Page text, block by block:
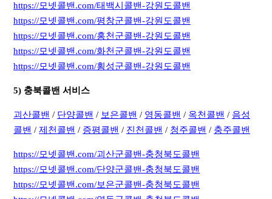
https://모넷콜밴.com/태백시콜밴-강원도콜밴
https://모넷콜밴.com/평창군콜밴-강원도콜밴
https://모넷콜밴.com/홍천군콜밴-강원도콜밴
https://모넷콜밴.com/화천군콜밴-강원도콜밴
https://모넷콜밴.com/횡성군콜밴-강원도콜밴
5) 충북콜밴 서비스
괴산콜밴 / 단양콜밴 / 보은콜밴 / 영동콜밴 / 옥천콜밴 / 음성
콜밴 /제천콜밴 / 증평콜밴 / 진천콜밴 / 청주콜밴 / 충주콜밴
https://모넷콜밴.com/괴산군콜밴-충청북도콜밴
https://모넷콜밴.com/단양군콜밴-충청북도콜밴
https://모넷콜밴.com/보은군콜밴-충청북도콜밴